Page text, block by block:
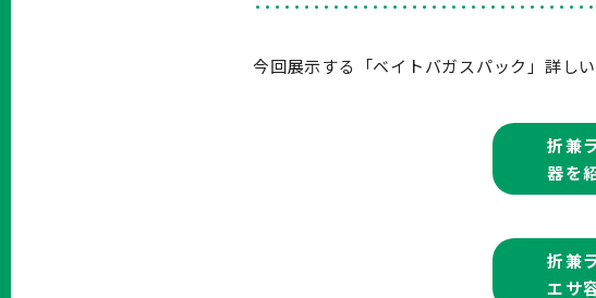
今回展示する「ベイトバガスパック」詳し
折兼
器を
折兼
エサ